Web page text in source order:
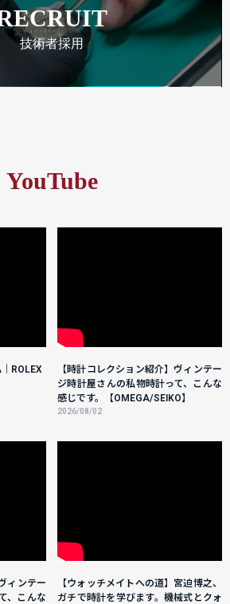
技術者採用
YouTube
ROLEX
【時計コレクション紹介】ヴィンテー
ジ時計屋さんの私物時計って、こんな
感じです。【OMEGA/SEIKO】
2026/08/02
ィンテー
、こんな
【ウォッチメイトへの道】宮迫博之、
ガチで時計を学びます。機械式とクォ